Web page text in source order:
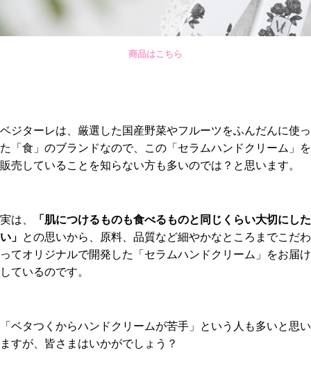
商品はこちら
ベジターレは、厳選した国産野菜やフルーツをふんだんに使っ
た「食」のブランドなので、この「セラムハンドクリーム」を
販売していることを知らない方も多いのでは？と思います。
実は、
「肌につけるものも食べるものと同じくらい大切にした
い」 との思いから、原料、品質など細やかなところまでこだわ
ってオリジナルで開発した「セラムハンドクリーム」をお届け
しているのです。
「ベタつくからハンドクリームが苦手」という人も多いと思い
ますが、皆さまはいかがでしょう？